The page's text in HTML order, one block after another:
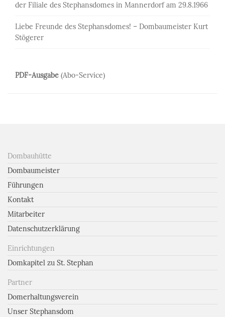
der Filiale des Stephansdomes in Mannerdorf am 29.8.1966
Liebe Freunde des Stephansdomes! – Dombaumeister Kurt
Stögerer
PDF-Ausgabe (Abo-Service)
Dombauhütte
Dombaumeister
Führungen
Kontakt
Mitarbeiter
Datenschutzerklärung
Einrichtungen
Domkapitel zu St. Stephan
Partner
Domerhaltungsverein
Unser Stephansdom